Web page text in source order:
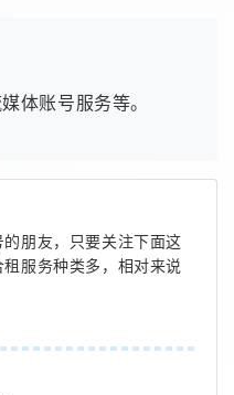
体账号服务等。
朋友，只要关注下面这
服务种类多，相对来说